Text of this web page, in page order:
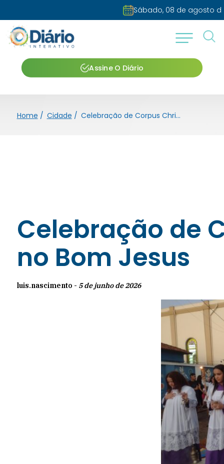
Sábado, 08 de agosto de 2026
Assine O Diário
Home / Cidade / Celebração de Corpus Christi reúne fiéis no Bom Jesus
Celebração de
no Bom Jesus
luis.nascimento - 5 de junho de 2026